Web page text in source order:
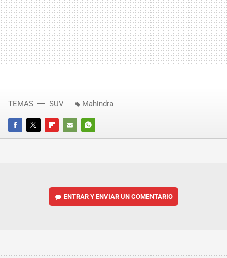
FACEBOOKTWITTERFLIPBOARD
E-
WHATSAPP
TEMAS SUV Mahindra
ENTRAR Y ENVIAR UN COMENTARIO